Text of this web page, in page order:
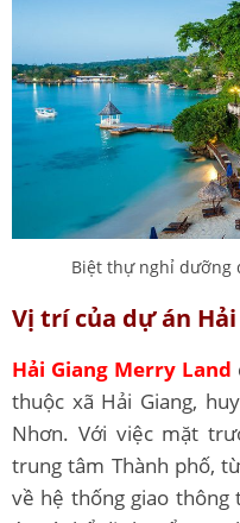
Biệt thự nghỉ dưỡng
Vị trí của dự án
Hải Giang Merry Land
thuộc xã Hải Giang,
Nhơn. Với việc mặt
trung tâm Thành phố,
về hệ thống giao thông